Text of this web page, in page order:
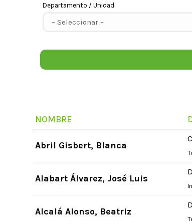
Departamento / Unidad
NOMBRE
Abril Gisbert, Blanca
Alabart Álvarez, José Luis
Alcalá Alonso, Beatriz